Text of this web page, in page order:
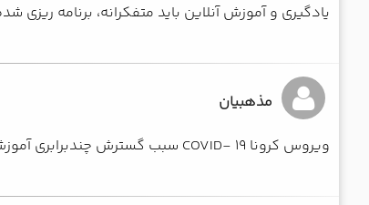
یادگیری و آموزش آنلاین باید متفکرانه، برنامه
مذهبیان
ویروس کرونا COVID- 19 سبب گسترش چندبرابری آموزش آنلاین و مجازی شد